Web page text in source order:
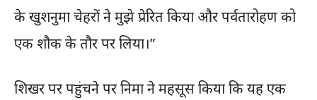
के खुशनुमा चेहरों ने मुझे प्रेरित किया और पर्वतारोहण को
एक शौक के तौर पर लिया।”
शिखर पर पहुंचने पर निमा ने महसूस किया कि यह एक